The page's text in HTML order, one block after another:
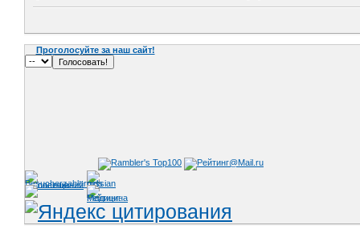
Проголосуйте за наш сайт!